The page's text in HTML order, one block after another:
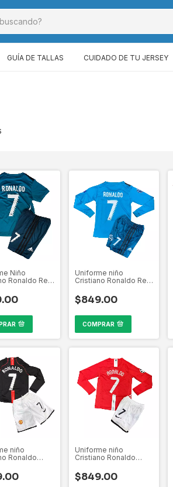
GUÍA DE TALLAS CUIDADO DE TU JERSEY
Niño
Ronaldo Real
Uniforme niño
Cristiano Ronaldo Real
Champions League
$849.00
COMPRAR
niño
Ronaldo
League
Uniforme niño
Cristiano Ronaldo
2007-2008
Champions League
$849.00